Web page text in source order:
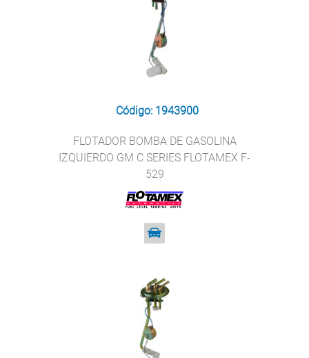
Código: 1943900
FLOTADOR BOMBA DE GASOLINA
IZQUIERDO GM C SERIES FLOTAMEX F-
529